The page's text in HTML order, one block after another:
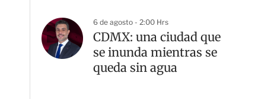
6 de agosto - 2:00 Hrs
CDMX: una ciudad que
se inunda mientras se
queda sin agua